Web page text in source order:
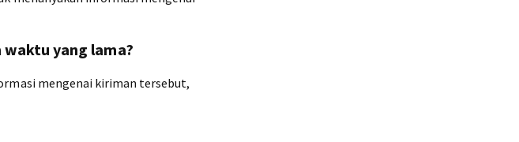
waktu yang lama?
mengenai kiriman tersebut,